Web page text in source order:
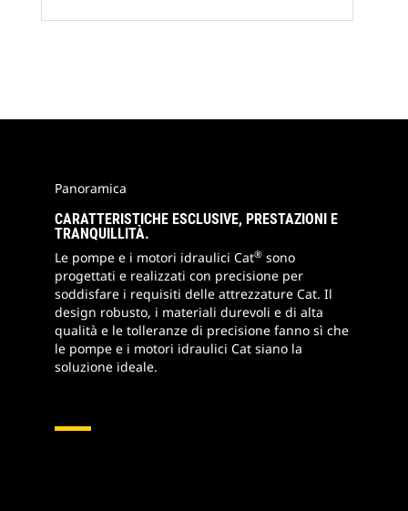
Panoramica
CARATTERISTICHE ESCLUSIVE, PRESTAZIONI E
TRANQUILLITÀ.
Le pompe e i motori idraulici Cat® sono
progettati e realizzati con precisione per
soddisfare i requisiti delle attrezzature Cat. Il
design robusto, i materiali durevoli e di alta
qualità e le tolleranze di precisione fanno sì che
le pompe e i motori idraulici Cat siano la
soluzione ideale.